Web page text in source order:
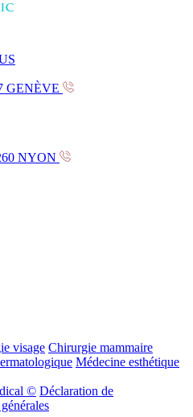
GENÈVE
NYON
visage Chirurgie mammaire
Médecine esthétique
© Déclaration de